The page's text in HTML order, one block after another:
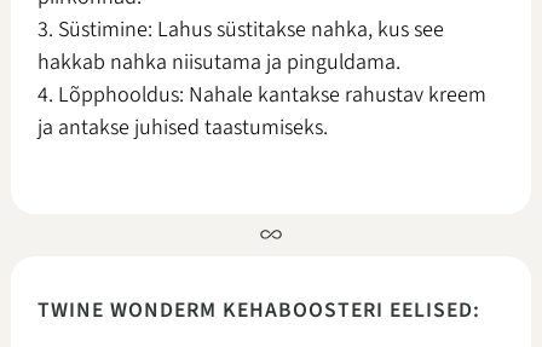
3. Süstimine: Lahussüstitakse nahka, kussee
hakkab nahka niisutama ja pinguldama.
4. Lõpphooldus: Nahale kantakse rahustav kreem
ja antakse juhised taastumiseks.
TWINE WONDERM KEHABOOSTERI EELISED: